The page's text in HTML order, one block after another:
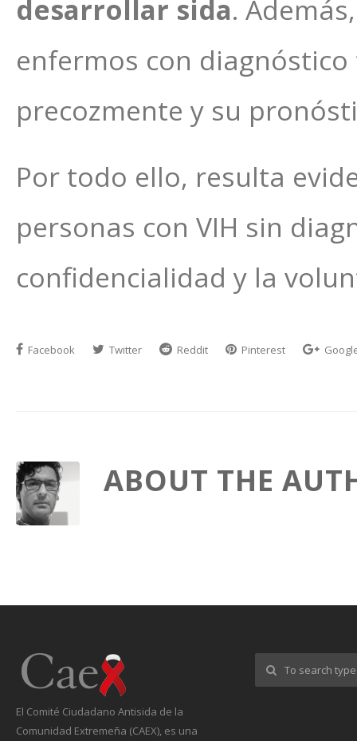
desarrollar sida.
enfermos con
precozmente y su
Por todo ello, resulta
personas con VIH sin
confidencialidad y la
Facebook Twitter Reddit Pinterest
ABOUT THE
El Comité Ciudadano Antisida de la
Comunidad Extremeña (CAEX), es una